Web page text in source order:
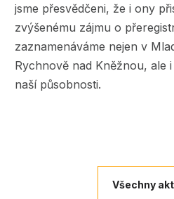
jsme přesvědčeni, že i ony
zvýšenému zájmu o
zaznamenáváme nejen v
Rychnově nad Kněžnou, ale
naší působnosti.
Všechny